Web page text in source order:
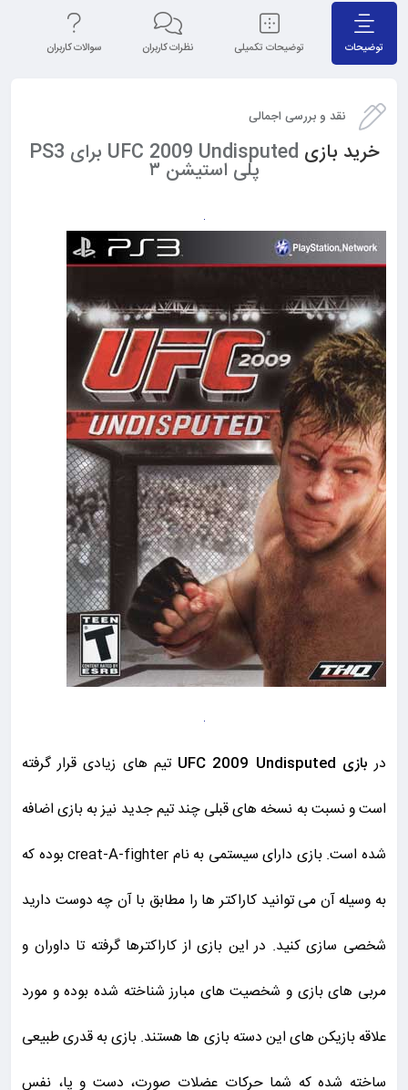
توضیحات توضیحات تکمیلی نظرات کاربران سوالات کاربران
نقد و بررسی اجمالی
خرید بازی UFC 2009 Undisputed برای PS3
پلی استیشن ۳
در بازی UFC 2009 Undisputed
تیم های زیادی قرار گرفته
است و نسبت به نسخه های قبلی چند تیم جدید نیز به بازی اضافه
شده است. بازی دارای سیستمی به نام creat-A-fighterبوده که
به وسیله آن می توانید کاراکتر ها را مطابق با آن چه دوست دارید
شخصی سازی کنید. در این بازی از کاراکترها گرفته تا داوران و
مربی های بازی و شخصیت های مبارز شناخته شده بوده و مورد
علاقه بازیکن های این دسته بازی ها هستند. بازی به قدری طبیعی
ساخته شده که شما حرکات عضلات صورت، دست و پا، نفس